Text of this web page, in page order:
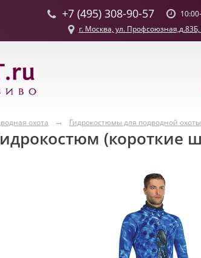
+7 (495) 308-90-57
г. Москва, ул.
охота Гидрокостюмы для подводной охоты
(короткие